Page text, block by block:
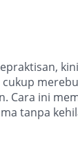
Cara ini
tanpa